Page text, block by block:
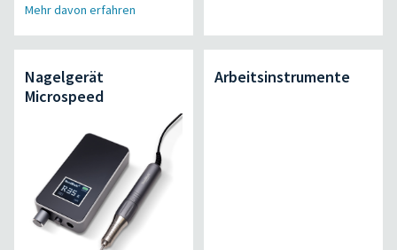
Mehr davon erfahren
Nagelgerät
Microspeed
Arbeitsinstrumente